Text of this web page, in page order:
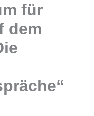
für
dem